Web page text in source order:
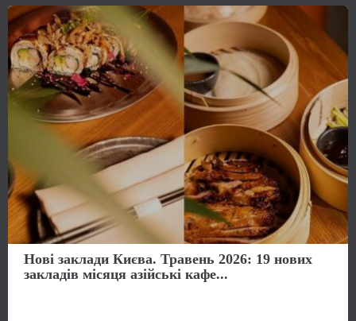
Нові заклади Києва. Травень 2026: 19 нових
закладів місяця азійські кафе...